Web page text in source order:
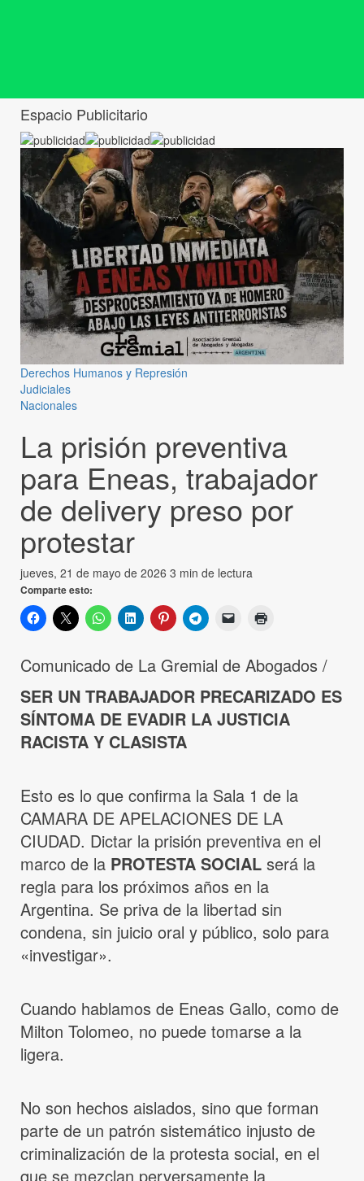
Espacio Publicitario
Derechos Humanos y Represión
Judiciales
Nacionales
La prisión preventiva
para Eneas, trabajador
de delivery preso por
protestar
jueves, 21 de mayo de 2026 3 min de lectura
Comparte esto:
Comunicado de La Gremial de Abogados /
SER UN TRABAJADOR PRECARIZADO ES
SÍNTOMA DE EVADIR LA JUSTICIA
RACISTA Y CLASISTA
Esto es lo que confirma la Sala 1 de la
CAMARA DE APELACIONES DE LA
CIUDAD. Dictar la prisión preventiva en el
marco de la PROTESTA SOCIAL será la
regla para los próximos años en la
Argentina. Se priva de la libertad sin
condena, sin juicio oral y público, solo para
«investigar».
Cuando hablamos de Eneas Gallo, como de
Milton Tolomeo, no puede tomarse a la
ligera.
No son hechos aislados, sino que forman
parte de un patrón sistemático injusto de
criminalización de la protesta social, en el
que se mezclan perversamente la